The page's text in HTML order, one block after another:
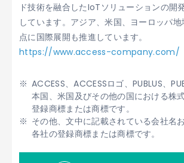
ド技術を融合したIoTソリューションの開
しています。アジア、米国、ヨーロッパ
点に国際展開も推進しています。
https://www.access-company.com/
ACCESS、ACCESSロゴ、PUBLUS、
本国、米国及びその他の国における株
登録商標または商標です。
その他、文中に記載されている会社名
各社の登録商標または商標です。